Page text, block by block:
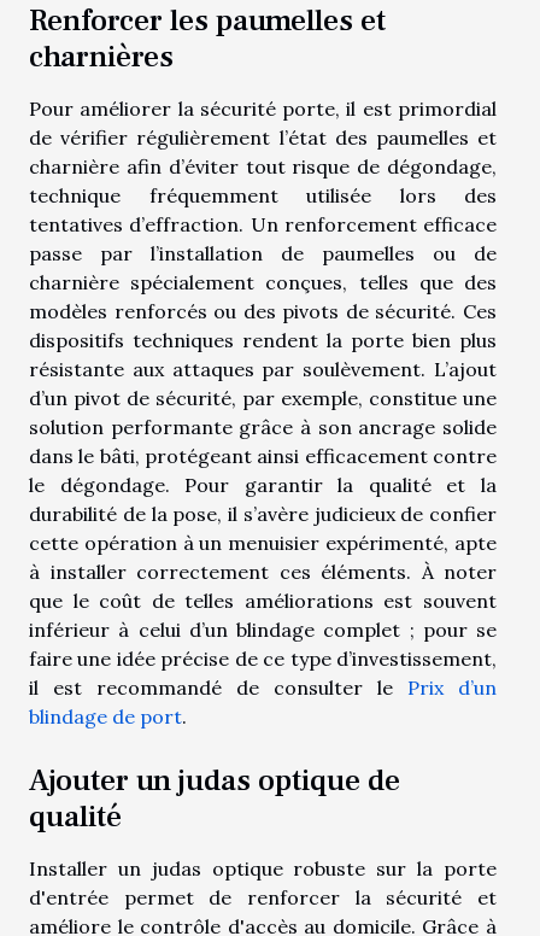
Renforcer les paumelles et
charnières
Pour améliorer la sécurité porte, il est primordial
de vérifier régulièrement l’état des paumelles et
charnière afin d’éviter tout risque de dégondage,
technique fréquemment utilisée lors des
tentatives d’effraction. Un renforcement efficace
passe par l’installation de paumelles ou de
charnière spécialement conçues, telles que des
modèles renforcés ou des pivots de sécurité. Ces
dispositifs techniques rendent la porte bien plus
résistante aux attaques par soulèvement. L’ajout
d’un pivot de sécurité, par exemple, constitue une
solution performante grâce à son ancrage solide
dans le bâti, protégeant ainsi efficacement contre
le dégondage. Pour garantir la qualité et la
durabilité de la pose, il s’avère judicieux de confier
cette opération à un menuisier expérimenté, apte
à installer correctement ces éléments. À noter
que le coût de telles améliorations est souvent
inférieur à celui d’un blindage complet ; pour se
faire une idée précise de ce type d’investissement,
il est recommandé de consulter le Prix d’un
blindage de port.
Ajouter un judas optique de
qualité
Installer un judas optique robuste sur la porte
d'entrée permet de renforcer la sécurité et
améliore le contrôle d'accès au domicile. Grâce à